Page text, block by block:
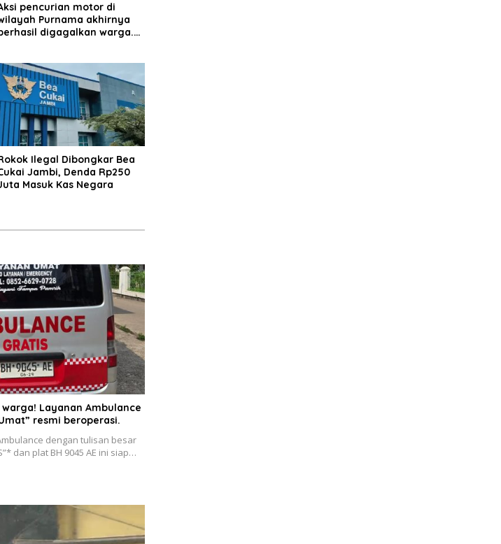
pencurian motor di
Purnama akhirnya
digagalkan warga.
Ilegal Dibongkar Bea
Jambi, Denda Rp250
Masuk Kas Negara
Layanan Ambulance
resmi beroperasi.
dengan tulisan besar
dan plat BH 9045 AE ini siap…